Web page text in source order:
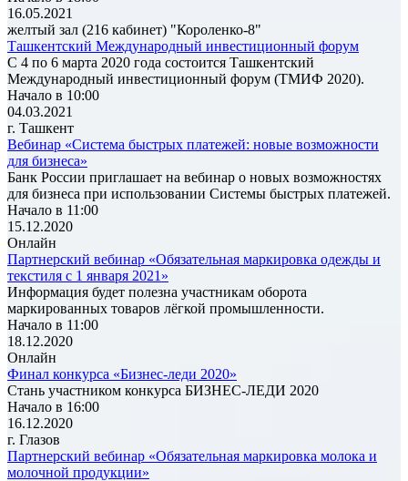
16.05.2021
желтый зал (216 кабинет) "Короленко-8"
Ташкентский Международный инвестиционный форум
С 4 по 6 марта 2020 года состоится Ташкентский
Международный инвестиционный форум (ТМИФ 2020).
Начало в 10:00
04.03.2021
г. Ташкент
Вебинар «Система быстрых платежей: новые возможности
для бизнеса»
Банк России приглашает на вебинар о новых возможностях
для бизнеса при использовании Системы быстрых платежей.
Начало в 11:00
15.12.2020
Онлайн
Партнерский вебинар «Обязательная маркировка одежды и
текстиля с 1 января 2021»
Информация будет полезна участникам оборота
маркированных товаров лёгкой промышленности.
Начало в 11:00
18.12.2020
Онлайн
Финал конкурса «Бизнес-леди 2020»
Стань участником конкурса БИЗНЕС-ЛЕДИ 2020
Начало в 16:00
16.12.2020
г. Глазов
Партнерский вебинар «Обязательная маркировка молока и
молочной продукции»